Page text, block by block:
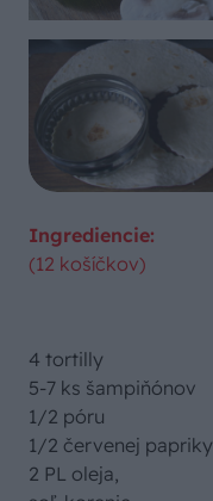
Ingrediencie:
(12 košíčkov)
4 tortilly
5-7 ks šampiňónov
1/2 póru
1/2 červenej papriky
2 PL oleja,